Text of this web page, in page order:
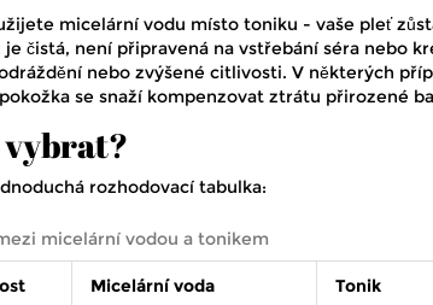
micelární vodu místo toniku - vaše pleť
je čistá, není připravená na vstřebání séra nebo
nebo zvýšené citlivosti. V některých
se snaží kompenzovat ztrátu přirozené
vybrat?
rozhodovací tabulka:
micelární vodou a tonikem
Micelární voda Tonik